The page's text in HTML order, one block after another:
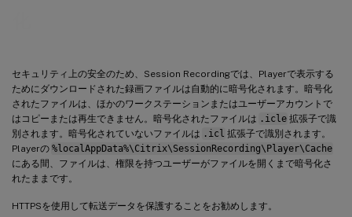
セキュリティ上の安全のため、Session Recordingでは、Playerで表示する
ためにダウンロードされた録画ファイルは自動的に暗号化されます。暗号化
されたファイルは、ほかのワークステーションまたはユーザーアカウントで
はコピーまたは再生できません。暗号化されたファイルは .icle 拡張子で識
別されます。暗号化されていないファイルは .icl 拡張子で識別されます。
Playerの %localAppData%\Citrix\SessionRecording\Player\Cache
にある間、ファイルは、権限を持つユーザーがファイルを開くまで暗号化さ
れたままです。
HTTPSを使用して転送データを保護することをお勧めします。